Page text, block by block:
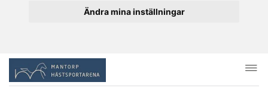
Ändra mina inställningar